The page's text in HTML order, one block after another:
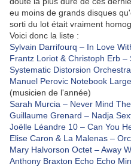
eu moins de grands disques
sorti du lot était vraiment
Voici donc la liste :
Sylvain Darrifourq – In Love
Frantz Loriot & Christoph Erb –
Systematic Distorsion
Manuel Perovic Notebook
(musicien de l'année)
Sarah Murcia – Never Mind
Guillaume Grenard – Nadja
Joëlle Léandre 10 – Can You
Elise Caron & La Malenas –
Mary Halvorson Octet – Away
Anthony Braxton Echo Echo